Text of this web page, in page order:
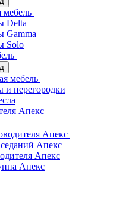
мебель
Delta
Gamma
Solo
мебель
и перегородки
Апекс
Апекс
Апекс
Апекс
Апекс